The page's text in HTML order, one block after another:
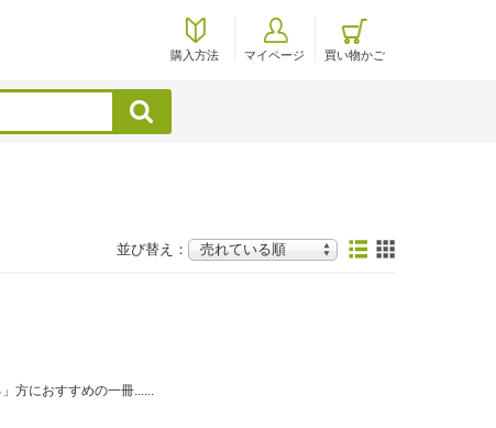
購入方法 マイページ 買い物かご
検索
並び替え：
方におすすめの一冊......